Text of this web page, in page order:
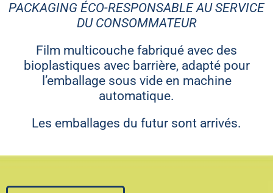
PACKAGING ÉCO-RESPONSABLE AU SERVICE
DU CONSOMMATEUR
Film multicouche fabriqué avec des
bioplastiques avec barrière, adapté pour
l’emballage sous vide en machine
automatique.
Les emballages du futur sont arrivés.